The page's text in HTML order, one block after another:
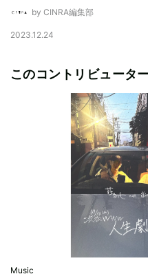
by CINRA編集部
2023.12.24
このコントリビュータ
Music